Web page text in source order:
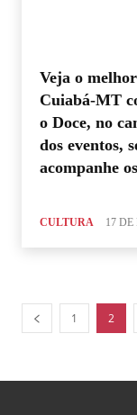
Veja o
Cuiabá-MT
o Doce, no
dos eventos,
acompanhe
CULTURA 17 DE
1 2